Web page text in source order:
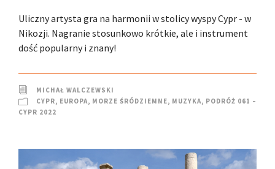
Uliczny artysta gra na harmonii w stolicy wyspy Cypr - w
Nikozji. Nagranie stosunkowo krótkie, ale i instrument
dość popularny i znany!
MICHAŁ WALCZEWSKI
CYPR, EUROPA, MORZE ŚRÓDZIEMNE, MUZYKA, PODRÓŻ 061 –
CYPR 2022